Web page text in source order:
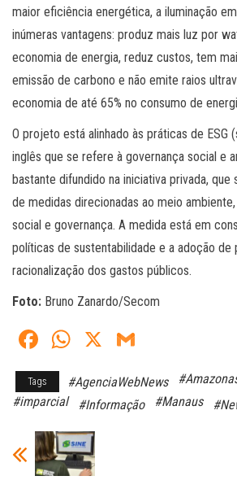
maior eficiência energética, a iluminação
inúmeras vantagens: produz mais luz por
economia de energia, reduz custos, tem
emissão de carbono e não emite raios
economia de até 65% no consumo de
O projeto está alinhado às práticas de ESG
inglês que se refere à governança social e
bastante difundido na iniciativa privada, que
de medidas direcionadas ao meio
social e governança. A medida está em
políticas de sustentabilidade e a adoção de
racionalização dos gastos públicos.
Foto: Bruno Zanardo/Secom
Fa
ce
bo
W
ts
A
pp
X
ail
Tags #AgenciaWebNews
#imparcial
#Informação #Manaus